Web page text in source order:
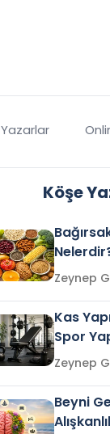
Yazarlar
Köşe
Kas
Spor
Beyni